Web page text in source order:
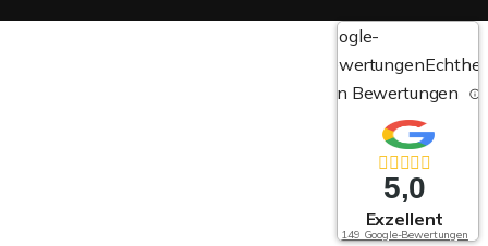
Google-
Bewertungen
von Bewertungen
5,0
Exzellent
149 Google-Bewertungen